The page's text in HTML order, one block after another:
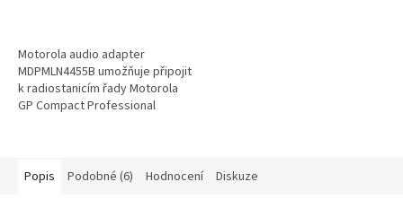
Motorola audio adapter
MDPMLN4455B umožňuje připojit
k radiostanicím řady Motorola
GP Compact Professional
Popis Podobné (6) Hodnocení Diskuze